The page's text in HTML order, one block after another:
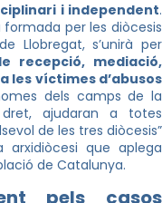
i independent.
per les diòcesis
Llobregat, s’unirà per
recepció, mediació,
les víctimes d’abusos
dels camps de la
dret, ajudaran a totes
de les tres diòcesis”
que aplega
de Catalunya.
pels casos